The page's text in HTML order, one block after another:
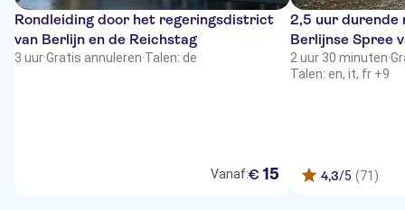
Rondleiding door het regeringsdistrict
van Berlijn en de Reichstag
3 uur·Gratis annuleren·Talen: de
Vanaf:€ 15
2,5 uur durende
Berlijnse Spree
2 uur 30 minuten·
Talen: en, it, fr +9
4,3/5 (71)